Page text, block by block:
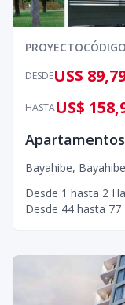
PROYECTOCÓDIGO
DESDEUS$
HASTAUS$
Bayahibe, Bayahibe
Desde 1 hasta 2
Desde 44 hasta 77